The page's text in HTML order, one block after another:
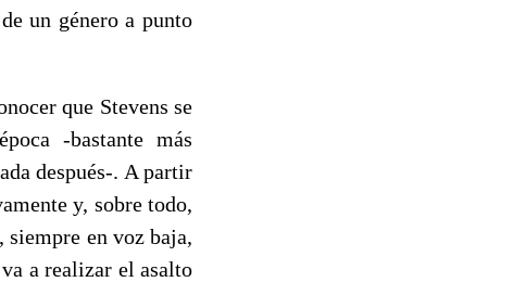
un género a punto
que Stevens se
-bastante más
después-. A partir
y, sobre todo,
siempre en voz baja,
a realizar el asalto